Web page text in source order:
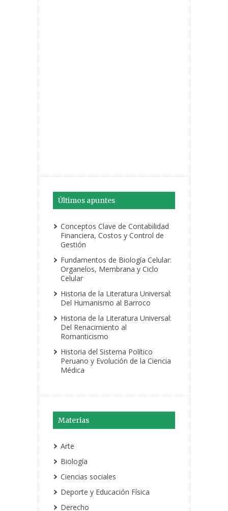
Últimos apuntes
Conceptos Clave de Contabilidad
Financiera, Costos y Control de
Gestión
Fundamentos de Biología Celular:
Organelos, Membrana y Ciclo
Celular
Historia de la Literatura Universal:
Del Humanismo al Barroco
Historia de la Literatura Universal:
Del Renacimiento al
Romanticismo
Historia del Sistema Político
Peruano y Evolución de la Ciencia
Médica
Materias
Arte
Biología
Ciencias sociales
Deporte y Educación Física
Derecho